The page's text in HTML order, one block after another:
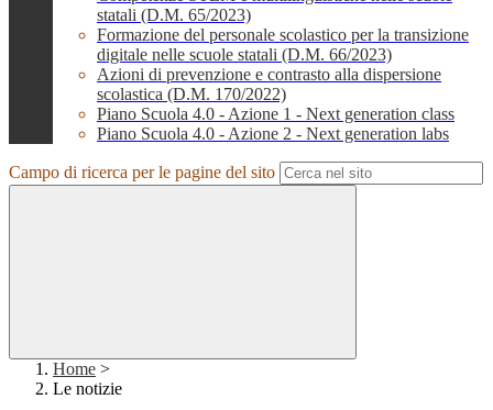
statali (D.M. 65/2023)
Formazione del personale scolastico per la transizione
digitale nelle scuole statali (D.M. 66/2023)
Azioni di prevenzione e contrasto alla dispersione
scolastica (D.M. 170/2022)
Piano Scuola 4.0 - Azione 1 - Next generation class
Piano Scuola 4.0 - Azione 2 - Next generation labs
Campo di ricerca per le pagine del sito
Home >
Le notizie